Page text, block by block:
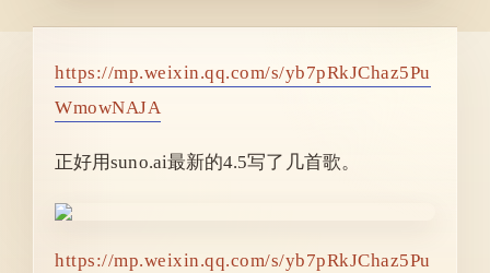
https://mp.weixin.qq.com/s/yb7pRkJChaz5Pu
WmowNAJA
正好用suno.ai最新的4.5写了几首歌。
https://mp.weixin.qq.com/s/yb7pRkJChaz5Pu